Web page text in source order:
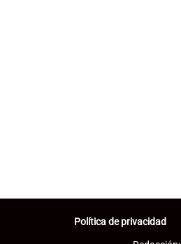
Política de privacidad